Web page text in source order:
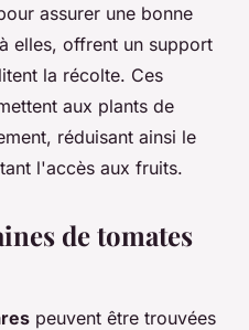
assurer une bonne
elles, offrent un support
la récolte. Ces
aux plants de
réduisant ainsi le
l'accès aux fruits.
de tomates
peuvent être trouvées